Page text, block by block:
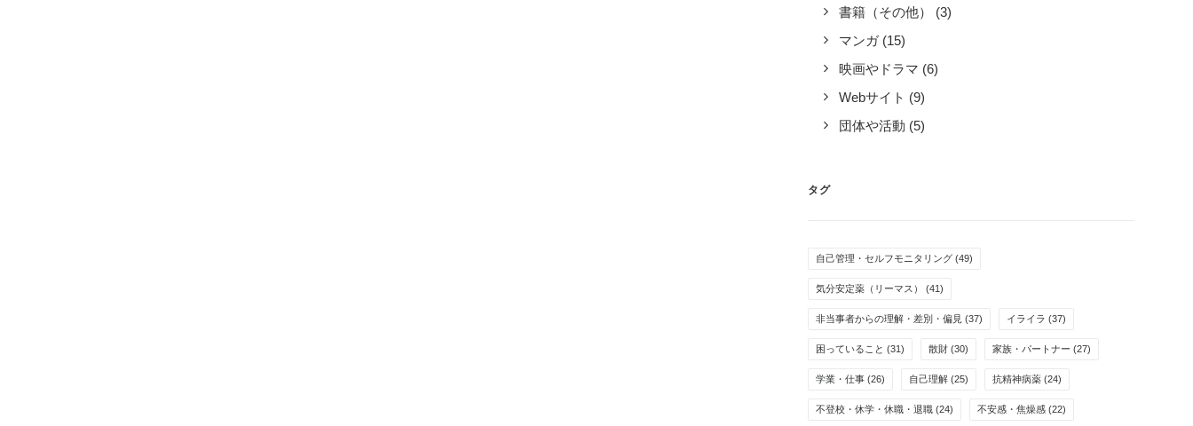
書籍（その他）
(3)
マンガ (15)
映画やドラマ (6)
Webサイト (9)
団体や活動 (5)
タグ
自己管理・セルフモニタリング (49)
気分安定薬（リーマス） (41)
非当事者からの理解・差別・偏見 (37) イライラ (37)
困っていること (31) 散財 (30) 家族・パートナー (27)
学業・仕事 (26) 自己理解 (25) 抗精神病薬 (24)
不登校・休学・休職・退職 (24) 不安感・焦燥感 (22)